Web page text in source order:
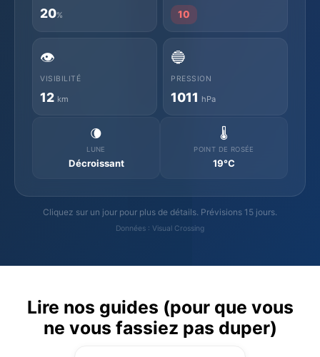
20% 10
👁️
VISIBILITÉ
12 km
🔵
PRESSION
1011 hPa
🌘
LUNE
Décroissant
🌡️
POINT DE ROSÉE
19°C
Cliquez sur un jour pour plus de détails. Prévisions 15 jours.
Données : Visual Crossing
Lire nos guides (pour que vous
ne vous fassiez pas duper)